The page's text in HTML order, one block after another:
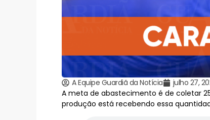
A Equipe Guardiã da Notícia julho 27,
A meta de abastecimento é de coletar
produção está recebendo essa